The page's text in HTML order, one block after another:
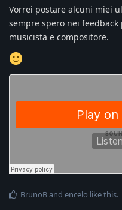
Vorrei postare alcuni miei
sempre spero nei
musicista e compositore.
BrunoBand encelo like this.